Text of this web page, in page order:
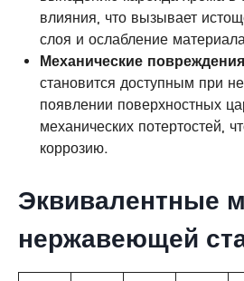
влияния, что вызывает
слоя и ослабление
Механические
становится доступным при
появлении поверхностных
механических потертостей,
коррозию.
Эквивалентные
нержавеющей